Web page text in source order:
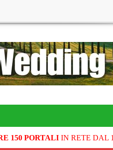
150 PORTALIIN RETE DAL